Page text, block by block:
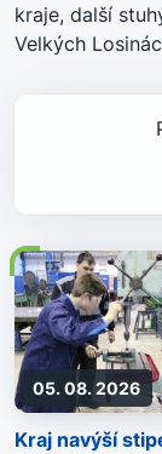
kraje, další
Velkých
05. 08. 2026
Kraj navýší